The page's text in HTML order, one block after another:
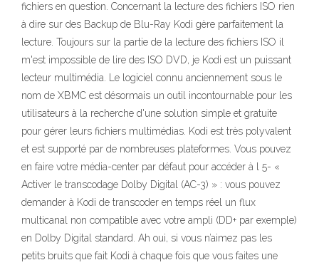
fichiers en question. Concernant la lecture des fichiers ISO rien
à dire sur des Backup de Blu-Ray Kodi gère parfaitement la
lecture. Toujours sur la partie de la lecture des fichiers ISO il
m'est impossible de lire des ISO DVD, je Kodi est un puissant
lecteur multimédia. Le logiciel connu anciennement sous le
nom de XBMC est désormais un outil incontournable pour les
utilisateurs à la recherche d'une solution simple et gratuite
pour gérer leurs fichiers multimédias. Kodi est très polyvalent
et est supporté par de nombreuses plateformes. Vous pouvez
en faire votre média-center par défaut pour accéder à l 5- «
Activer le transcodage Dolby Digital (AC-3) » : vous pouvez
demander à Kodi de transcoder en temps réel un flux
multicanal non compatible avec votre ampli (DD+ par exemple)
en Dolby Digital standard. Ah oui, si vous n’aimez pas les
petits bruits que fait Kodi à chaque fois que vous faites une